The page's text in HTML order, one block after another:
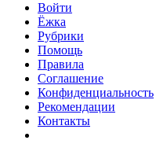
Войти
Ёжка
Рубрики
Помощь
Правила
Соглашение
Конфиденциальность
Рекомендации
Контакты